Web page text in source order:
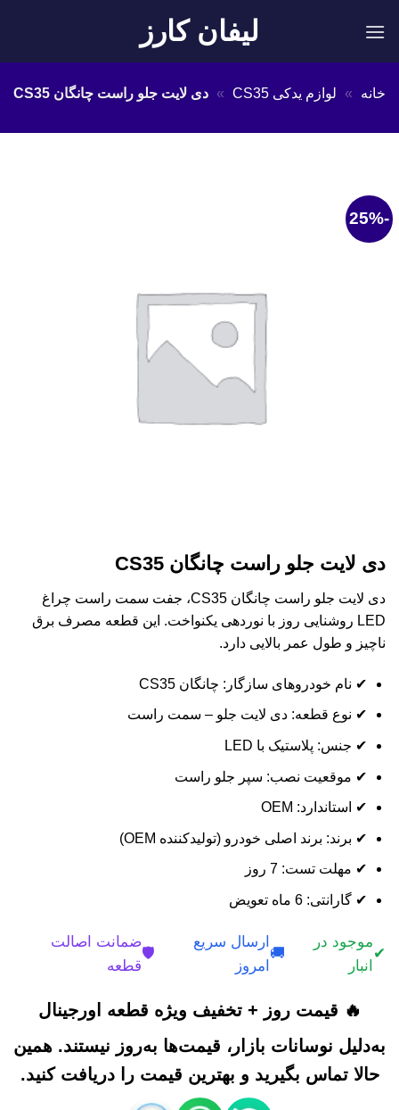
لیفان کارز
خانه » لوازم یدکی CS35 » دی لایت جلو راست چانگان CS35
-25%
دی لایت جلو راست چانگان CS35
دی لایت جلو راست چانگان CS35، جفت سمت راست چراغ
LED روشنایی روز با نوردهی یکنواخت. این قطعه مصرف برق
ناچیز و طول عمر بالایی دارد.
✔ نام خودروهای سازگار: چانگان CS35
✔ نوع قطعه: دی لایت جلو – سمت راست
✔ جنس: پلاستیک با LED
✔ موقعیت نصب: سپر جلو راست
✔ استاندارد: OEM
✔ برند: برند اصلی خودرو (تولیدکننده OEM)
✔ مهلت تست: 7 روز
✔ گارانتی: 6 ماه تعویض
✔
موجود در
انبار
🚚
ارسال سریع
امروز
🛡️
ضمانت اصالت
قطعه
🔥 قیمت روز + تخفیف ویژه قطعه اورجینال
به‌دلیل نوسانات بازار، قیمت‌ها به‌روز نیستند. همین
حالا تماس بگیرید و بهترین قیمت را دریافت کنید.